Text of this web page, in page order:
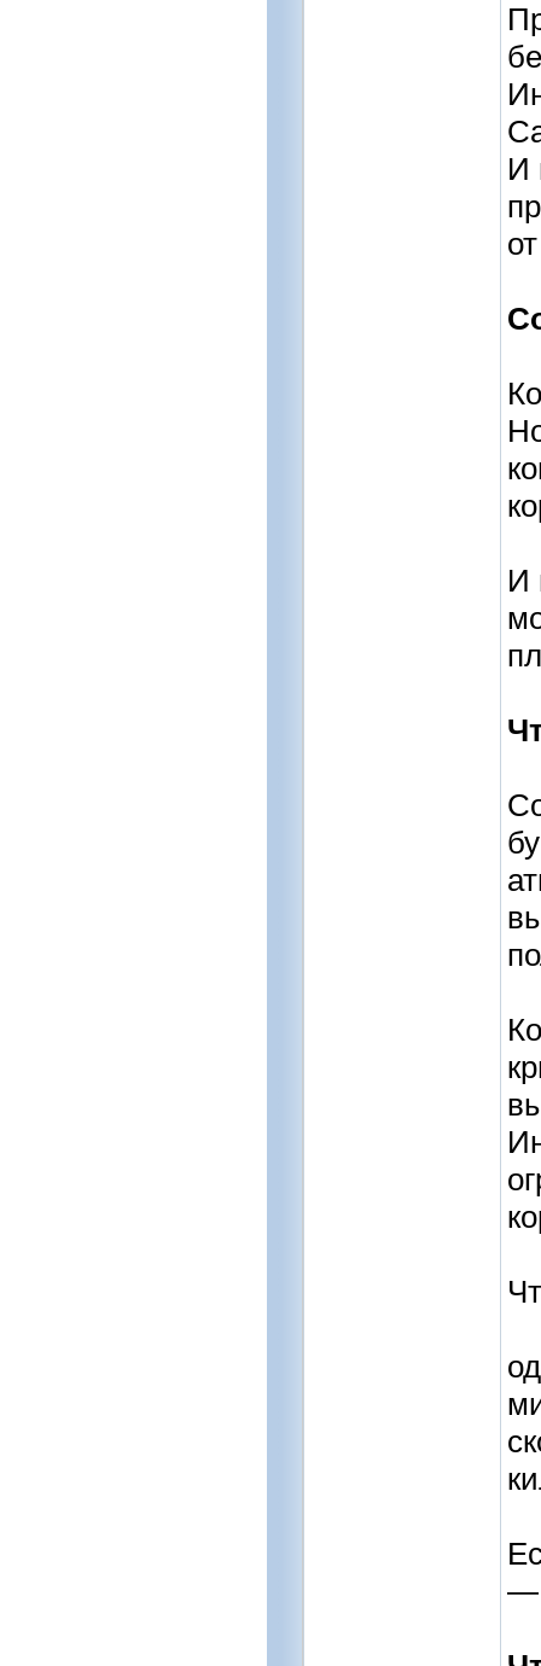
И
И
—